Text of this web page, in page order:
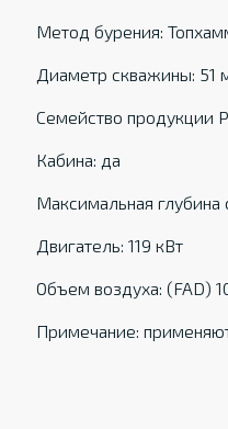
Метод бурения:
Диаметр скважины: 51
Семейство продукции
Кабина: да
Максимальная глубина
Двигатель: 119 кВт
Объем воздуха: (FAD)
Примечание: